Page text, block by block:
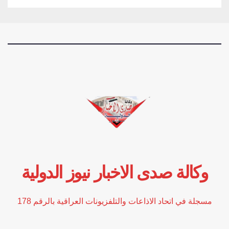
وكالة صدى الاخبار نيوز الدولية
مسجلة في اتحاد الاذاعات والتلفزيونات العراقية بالرقم 178